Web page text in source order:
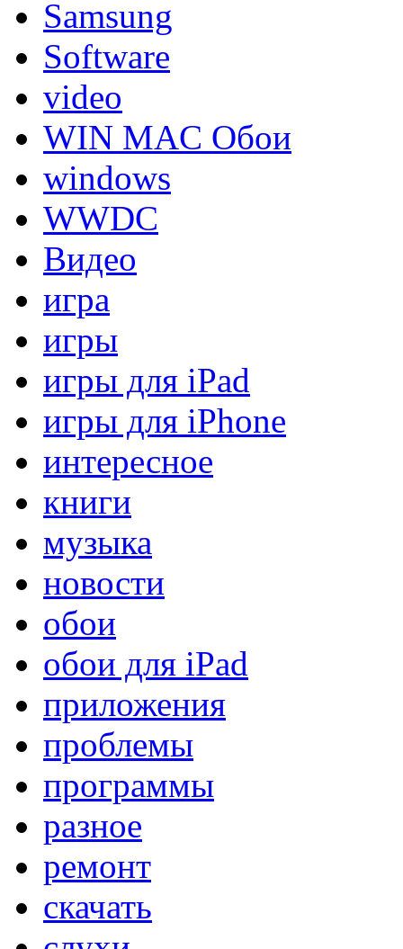
Samsung
Software
video
WIN MAC Обои
windows
WWDC
Видео
игра
игры
игры для iPad
игры для iPhone
интересное
книги
музыка
новости
обои
обои для iPad
приложения
проблемы
программы
разное
ремонт
скачать